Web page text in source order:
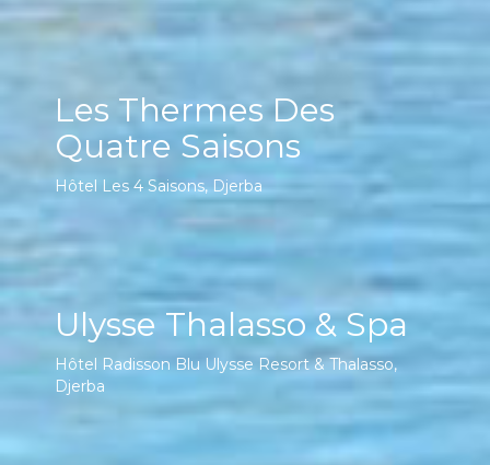
Les Thermes Des
Quatre Saisons
Hôtel Les 4 Saisons, Djerba
Ulysse Thalasso & Spa
Hôtel Radisson Blu Ulysse Resort & Thalasso,
Djerba